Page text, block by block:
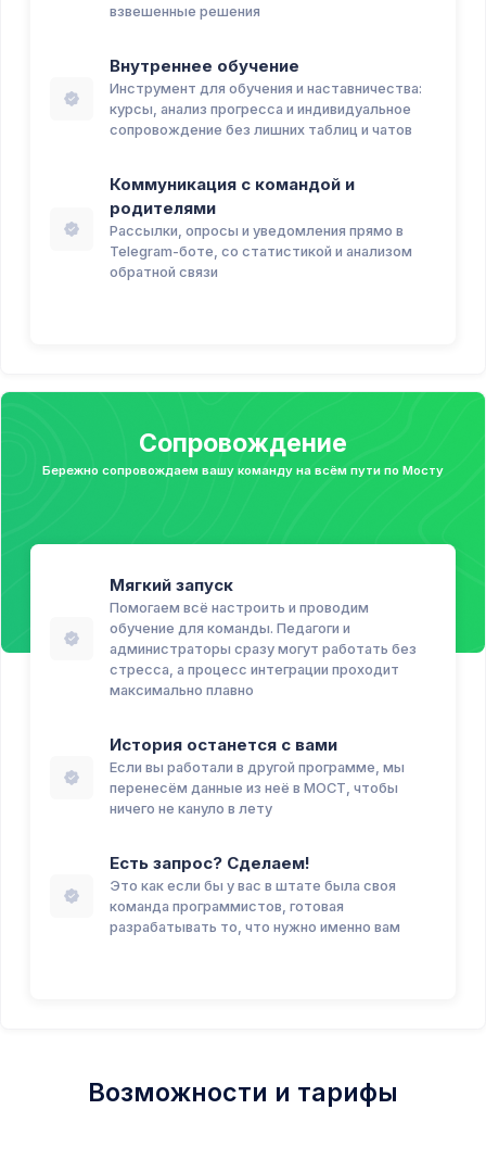
взвешенные решения
Внутреннее обучение
Инструмент для обучения и наставничества:
курсы, анализ прогресса и индивидуальное
сопровождение без лишних таблиц и чатов
Коммуникация с командой и
родителями
Рассылки, опросы и уведомления прямо в
Telegram-боте, со статистикой и анализом
обратной связи
Сопровождение
Бережно сопровождаем вашу команду на всём пути по Мосту
Мягкий запуск
Помогаем всё настроить и проводим
обучение для команды. Педагоги и
администраторы сразу могут работать без
стресса, а процесс интеграции проходит
максимально плавно
История останется с вами
Если вы работали в другой программе, мы
перенесём данные из неё в МОСТ, чтобы
ничего не кануло в лету
Есть запрос? Сделаем!
Это как если бы у вас в штате была своя
команда программистов, готовая
разрабатывать то, что нужно именно вам
Возможности и тарифы